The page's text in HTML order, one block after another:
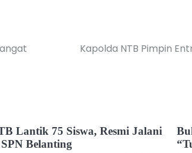
Kapolda NTB Pimpin
Lantik 75 Siswa, Resmi Jalani
Belanting